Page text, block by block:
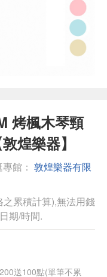
烤楓木琴頸
煌樂器】
館： 敦煌樂器有限
累積計算),無法用錢
期/時間.
送100點(單筆不累